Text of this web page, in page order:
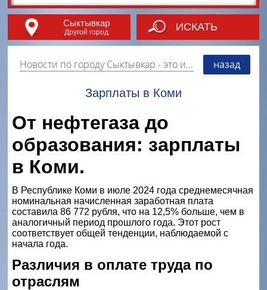
Сыктывкар
Другой город ИСКАТЬ
Новости по городу Сыктывкар - это информация о событиях, мероприятиях и торгово-коммерческой деятельности города. Страницу наполняют платные и бесплатные объявления, имеющие функцию "поднятия вверх списка". назад
Зарплаты в Коми
От нефтегаза до
образования: зарплаты
в Коми.
В Республике Коми в июле 2024 года среднемесячная
номинальная начисленная заработная плата
составила 86 772 рубля, что на 12,5% больше, чем в
аналогичный период прошлого года. Этот рост
соответствует общей тенденции, наблюдаемой с
начала года.
Различия в оплате труда по
отраслям